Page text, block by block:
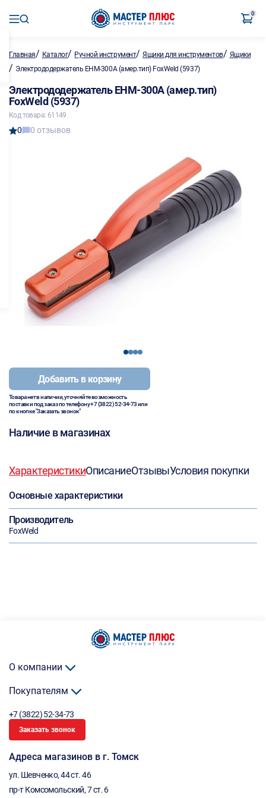
0
Главная/ Каталог/ Ручной инструмент/Ящики для инструментов/ Ящики
/ Электрододержатель EHM-300A (амер.тип) FoxWeld (5937)
Электрододержатель EHM-300A (амер.тип)
FoxWeld (5937)
Код товара: 61149
0 0 отзывов
1234
Добавить в корзину
Товара нет в наличии, уточняйте возможность
поставки под заказ по телефону+7 (3822) 52-34-73или
по кнопке "Заказать звонок"
Наличие в магазинах
ХарактеристикиОписаниеОтзывыУсловия покупки
Основные характеристики
Производитель
FoxWeld
О компании
Покупателям
+7 (3822) 52-34-73
Заказать звонок
Адреса магазинов в г. Томск
ул. Шевченко, 44 ст. 46
пр-т Комсомольский, 7 ст. 6